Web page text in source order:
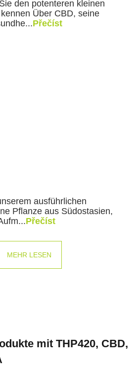
den potenteren kleinen
Über CBD, seine
Přečíst
ausführlichen
Pflanze aus Südostasien,
Přečíst
MEHR LESEN
mit THP420, CBD,